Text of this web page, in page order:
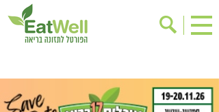
בישול בריא
אינדקס עסקים